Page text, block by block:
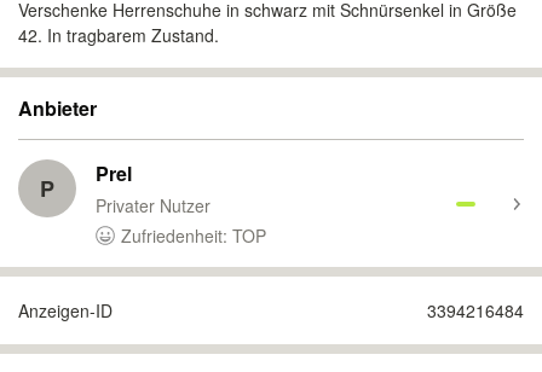
Verschenke Herrenschuhe in schwarz mit Schnürsenkel in Größe
42. In tragbarem Zustand.
Anbieter
P Prel
Privater Nutzer
Zufriedenheit: TOP
Anzeigen-ID 3394216484